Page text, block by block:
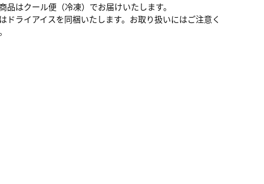
品はクール便（冷凍）でお届けいたします。
ドライアイスを同梱いたします。お取り扱いにはご注意く